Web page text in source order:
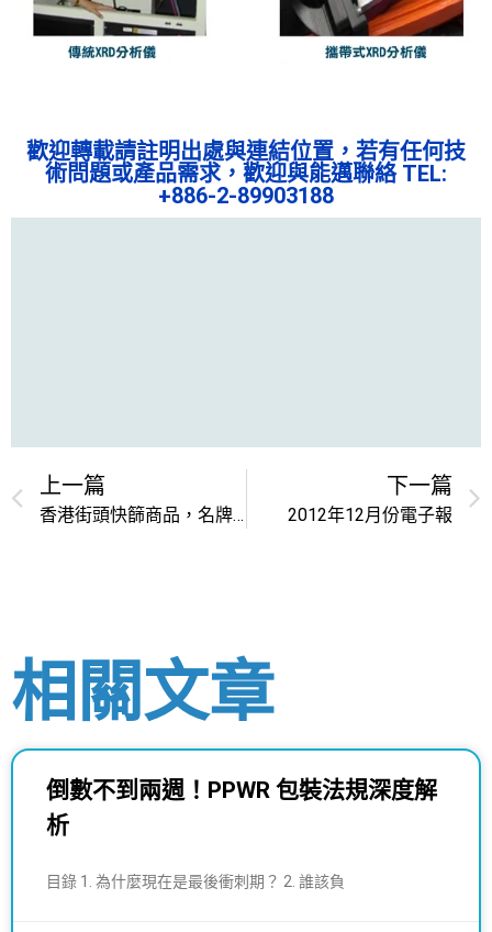
歡迎轉載請註明出處與連結位置，若有任何技
術問題或產品需求，歡迎與能邁聯絡 TEL:
+886-2-89903188
上一篇
香港街頭快篩商品，名牌聖誕禮品違規氾濫！
下一篇
2012年12月份電子報
相關文章
倒數不到兩週！PPWR 包裝法規深度解
析
目錄 1. 為什麼現在是最後衝刺期？ 2. 誰該負